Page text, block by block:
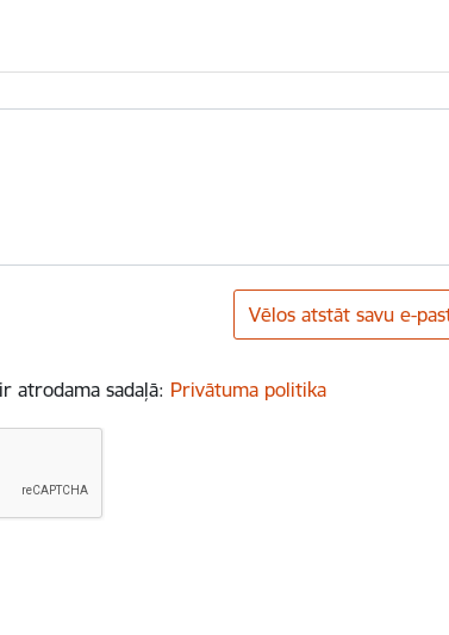
Vēlos atstāt savu e-
atrodama sadaļā: Privātuma politika